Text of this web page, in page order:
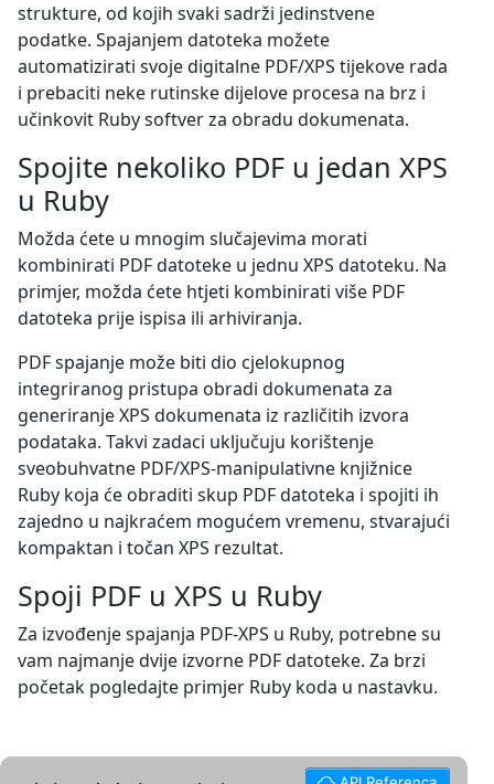
strukture, od kojih svaki sadrži jedinstvene
podatke. Spajanjem datoteka možete
automatizirati svoje digitalne PDF/XPS tijekove rada
i prebaciti neke rutinske dijelove procesa na brz i
učinkovit Ruby softver za obradu dokumenata.
Spojite nekoliko PDF u jedan XPS
u Ruby
Možda ćete u mnogim slučajevima morati
kombinirati PDF datoteke u jednu XPS datoteku. Na
primjer, možda ćete htjeti kombinirati više PDF
datoteka prije ispisa ili arhiviranja.
PDF spajanje može biti dio cjelokupnog
integriranog pristupa obradi dokumenata za
generiranje XPS dokumenata iz različitih izvora
podataka. Takvi zadaci uključuju korištenje
sveobuhvatne PDF/XPS-manipulativne knjižnice
Ruby koja će obraditi skup PDF datoteka i spojiti ih
zajedno u najkraćem mogućem vremenu, stvarajući
kompaktan i točan XPS rezultat.
Spoji PDF u XPS u Ruby
Za izvođenje spajanja PDF-XPS u Ruby, potrebne su
vam najmanje dvije izvorne PDF datoteke. Za brzi
početak pogledajte primjer Ruby koda u nastavku.